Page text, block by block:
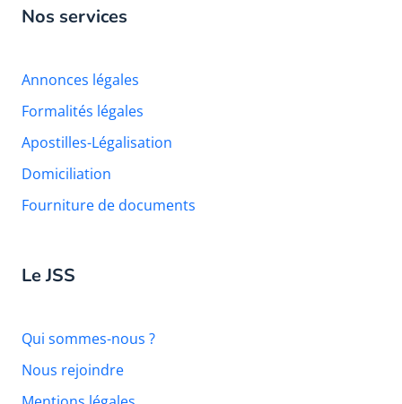
Nos services
Annonces légales
Formalités légales
Apostilles-Légalisation
Domiciliation
Fourniture de documents
Le JSS
Qui sommes-nous ?
Nous rejoindre